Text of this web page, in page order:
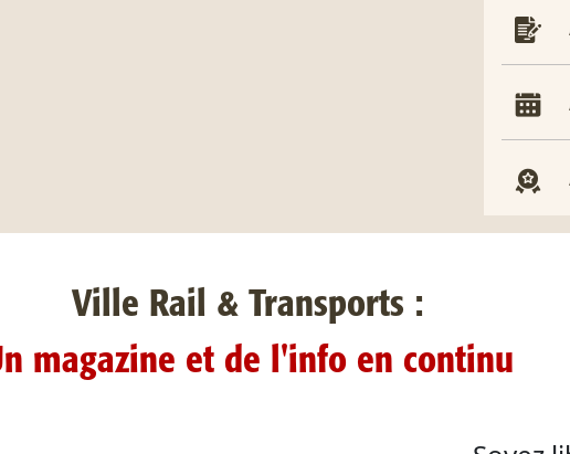
Ville Rail & Transports :
magazine et de l'info en continu